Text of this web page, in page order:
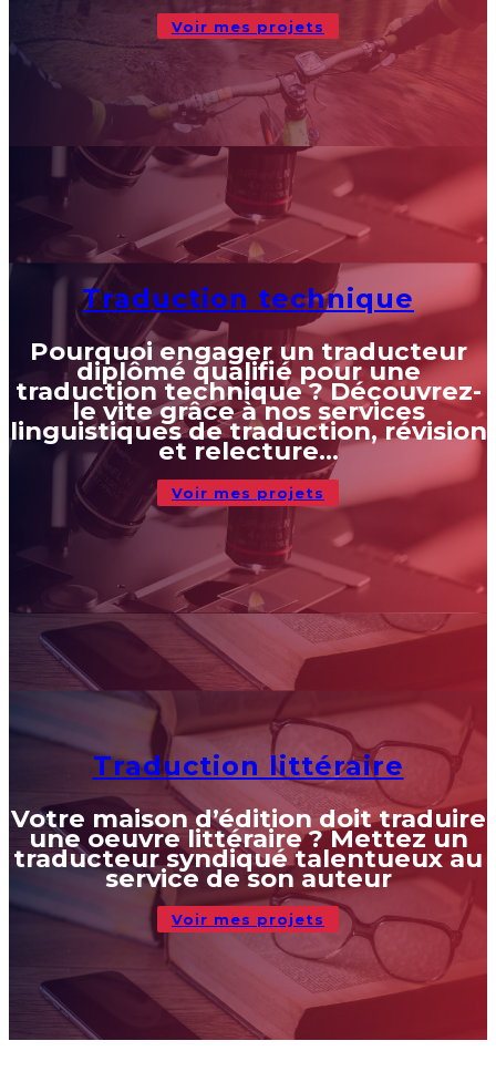
Voir mes projets
Traduction technique
Pourquoi engager un traducteur
diplômé qualifié pour une
traduction technique ? Découvrez-
le vite grâce à nos services
linguistiques de traduction, révision
et relecture…
Voir mes projets
Traduction littéraire
Votre maison d’édition doit traduire
une oeuvre littéraire ? Mettez un
traducteur syndiqué talentueux au
service de son auteur
Voir mes projets